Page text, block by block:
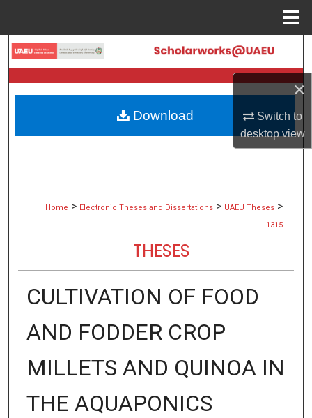
×
Switch to
desktopview
Search
Browse Collections
My Account
Home > Electronic Theses and Dissertations > UAEU Theses >
1315
THESES
CULTIVATION OF FOOD
AND FODDER CROP
MILLETS AND QUINOA IN
THE AQUAPONICS
Download